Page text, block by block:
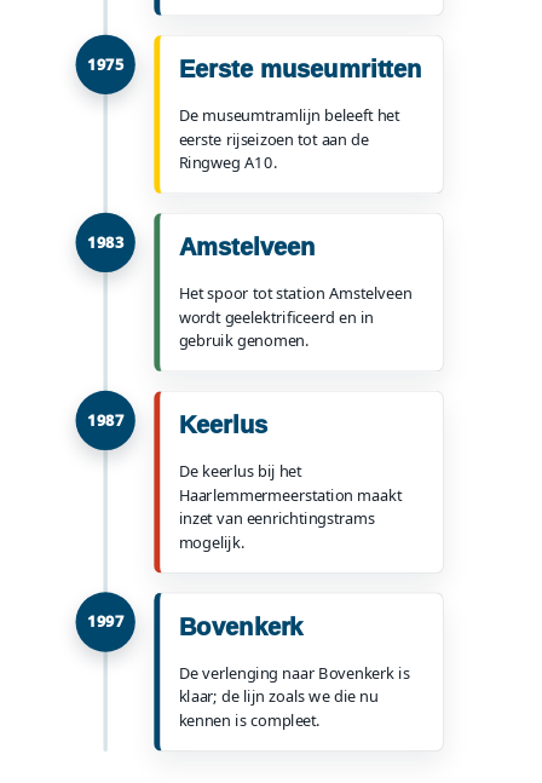
1975 Eerste museumritten
De museumtramlijn beleeft het
eerste rijseizoen tot aan de
Ringweg A10.
1983 Amstelveen
Het spoor tot station Amstelveen
wordt geelektrificeerd en in
gebruik genomen.
1987 Keerlus
De keerlus bij het
Haarlemmermeerstation maakt
inzet van eenrichtingstrams
mogelijk.
1997 Bovenkerk
De verlenging naar Bovenkerk is
klaar; de lijn zoals we die nu
kennen is compleet.